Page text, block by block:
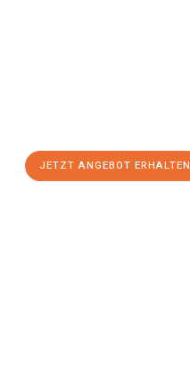
JETZT ANGEBOT ERHALTEN